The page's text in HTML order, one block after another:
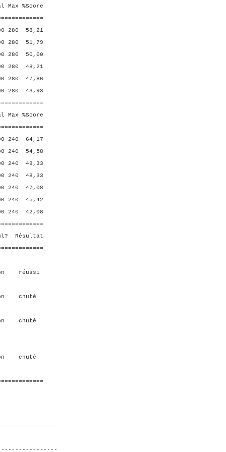
%Score
280 58,21
51,79
50,00
48,21
47,86
43,93
%Score
64,17
54,58
240 48,33
48,33
240 47,08
45,42
42,08
réussi
chuté
chuté
chuté